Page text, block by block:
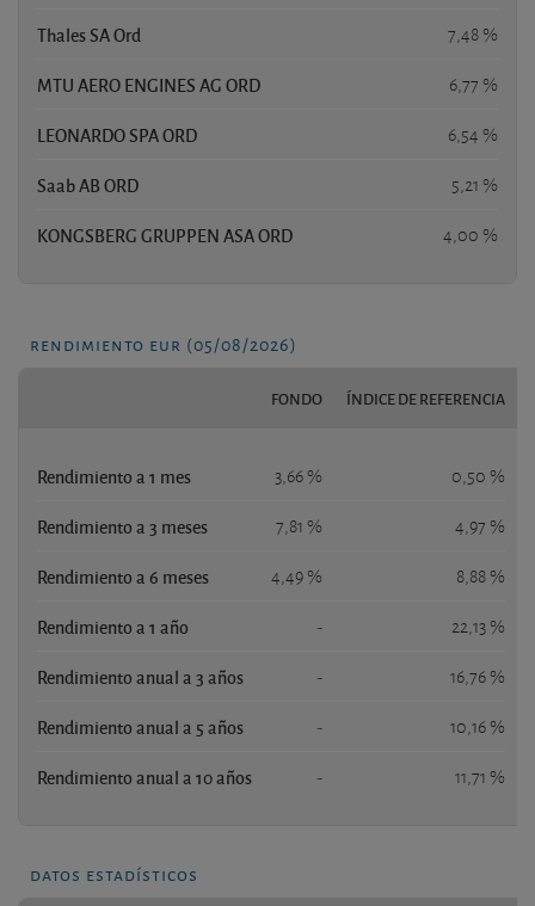
Thales SA Ord 7,48 %
MTU AERO ENGINES AG ORD 6,77 %
LEONARDO SPA ORD 6,54 %
Saab AB ORD 5,21 %
KONGSBERG GRUPPEN ASA ORD 4,00 %
rendimiento eur (05/08/2026)
FONDO ÍNDICE DE REFERENCIA
Rendimiento a 1 mes 3,66 % 0,50 %
Rendimiento a 3 meses 7,81 % 4,97 %
Rendimiento a 6 meses 4,49 % 8,88 %
Rendimiento a 1 año - 22,13 %
Rendimiento anual a 3 años - 16,76 %
Rendimiento anual a 5 años - 10,16 %
Rendimiento anual a 10 años - 11,71 %
datos estadísticos